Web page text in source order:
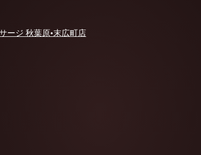
ージ 秋葉原•末広町店